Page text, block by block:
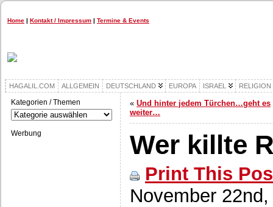
Home | Kontakt / Impressum | Termine & Events
HAGALIL.COM ALLGEMEIN DEUTSCHLAND EUROPA ISRAEL RELIGION
Kategorien / Themen
Kategorien
/
Themen
Werbung
« Und hinter jedem Türchen…geht es
weiter…
Wer killte
Print This
November